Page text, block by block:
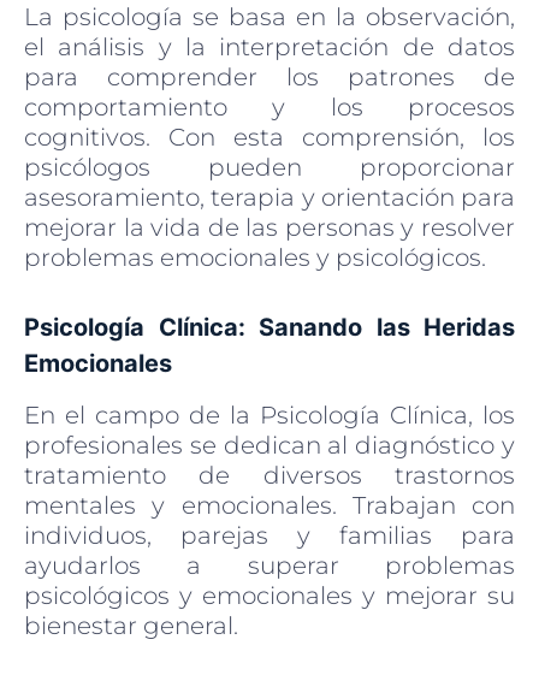
La psicología se basa en la observación,
el análisis y la interpretación de datos
para comprender los patrones de
comportamiento y los procesos
cognitivos. Con esta comprensión, los
psicólogos pueden proporcionar
asesoramiento, terapia y orientación para
mejorar la vida de las personas y resolver
problemas emocionales y psicológicos.
Psicología Clínica: Sanando las Heridas
Emocionales
En el campo de la Psicología Clínica, los
profesionales se dedican al diagnóstico y
tratamiento de diversos trastornos
mentales y emocionales. Trabajan con
individuos, parejas y familias para
ayudarlos a superar problemas
psicológicos y emocionales y mejorar su
bienestar general.